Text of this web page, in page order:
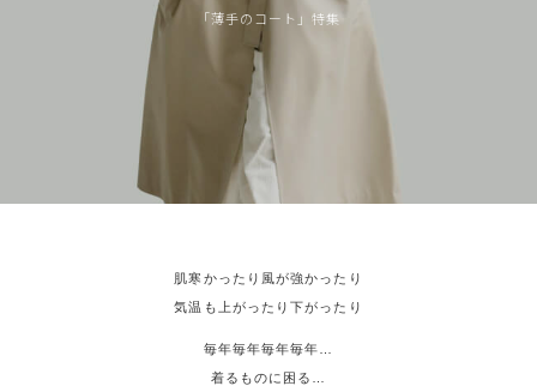
「薄手のコート」特集
肌寒かったり風が強かったり
気温も上がったり下がったり
毎年毎年毎年毎年…
着るものに困る…